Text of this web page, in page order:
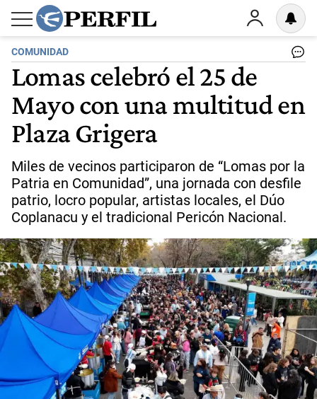
COMUNIDAD
Lomas celebró el 25 de
Mayo con una multitud en
Plaza Grigera
Miles de vecinos participaron de “Lomas por la
Patria en Comunidad”, una jornada con desfile
patrio, locro popular, artistas locales, el Dúo
Coplanacu y el tradicional Pericón Nacional.